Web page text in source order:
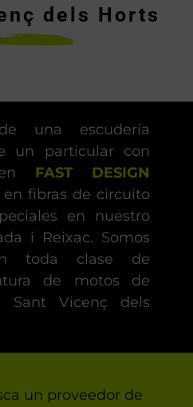
dels Horts
una escudería
un particular con
FAST DESIGN
fibras de circuito
en nuestro
i Reixac. Somos
toda clase de
de motos de
Sant Vicenç dels
un proveedor de